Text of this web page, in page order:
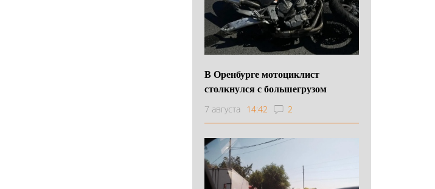
В Оренбурге мотоциклист
столкнулся с большегрузом
7 августа 14:42 2